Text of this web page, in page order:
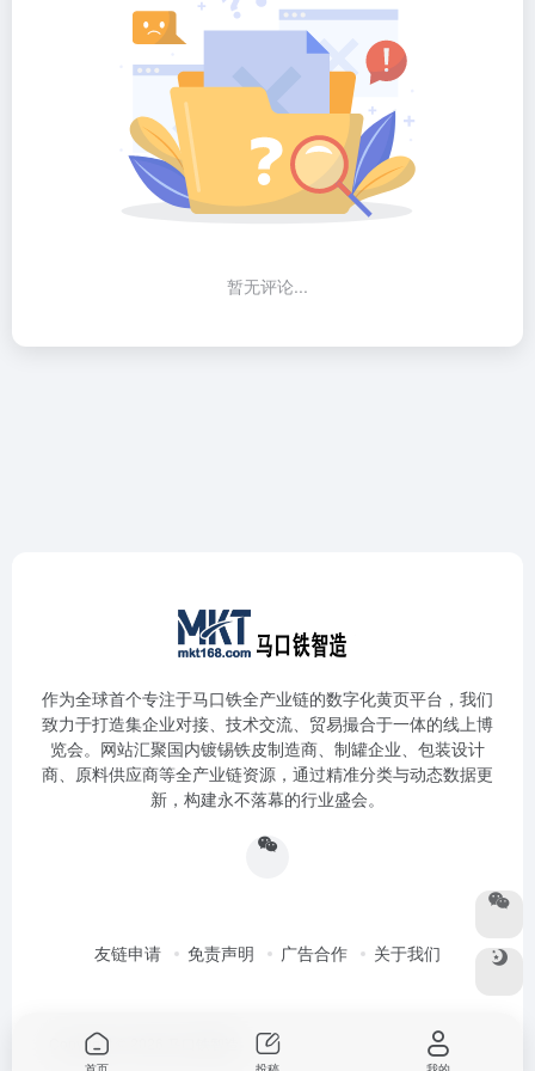
暂无评论...
作为全球首个专注于马口铁全产业链的数字化黄页平台，我们
致力于打造集企业对接、技术交流、贸易撮合于一体的线上博
览会。网站汇聚国内镀锡铁皮制造商、制罐企业、包装设计
商、原料供应商等全产业链资源，通过精准分类与动态数据更
新，构建永不落幕的行业盛会。
友链申请 免责声明 广告合作 关于我们
Copyright © 2026